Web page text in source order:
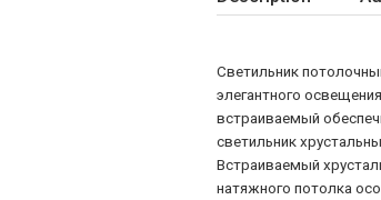
Светильник
элегантного
встраиваемый
светильник
Встраиваемый
натяжного потолка